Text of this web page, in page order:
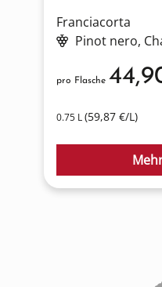
Franciacorta
Pinot nero,
0.75 L(59,87 €/L)
pro Flasche